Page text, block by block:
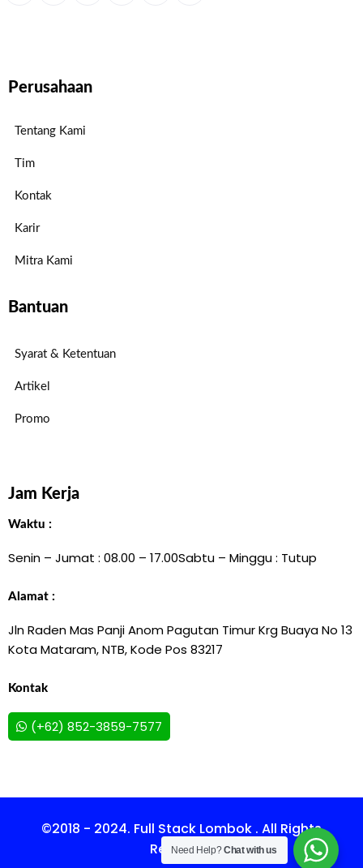
Perusahaan
Tentang Kami
Tim
Kontak
Karir
Mitra Kami
Bantuan
Syarat & Ketentuan
Artikel
Promo
Jam Kerja
Waktu :
Senin – Jumat : 08.00 – 17.00Sabtu – Minggu : Tutup
Alamat :
Jln Raden Mas Panji Anom Pagutan Timur Krg Buaya No 13
Kota Mataram, NTB, Kode Pos 83217
Kontak
(+62) 852-3859-7577
©2018 - 2024. Full Stack Lombok . All Rights
Reserved.
Need Help?Chat with us